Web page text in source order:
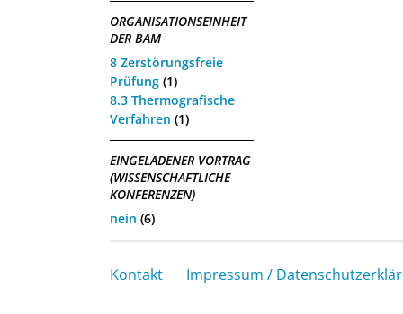
ORGANISATIONSEINHEIT
DER BAM
8 Zerstörungsfreie
Prüfung (1)
8.3 Thermografische
Verfahren (1)
EINGELADENER VORTRAG
(WISSENSCHAFTLICHE
KONFERENZEN)
nein (6)
Kontakt Impressum /